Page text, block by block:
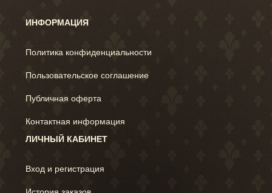
ИНФОРМАЦИЯ
Политика конфиденциальности
Пользовательское соглашение
Публичная оферта
Контактная информация
ЛИЧНЫЙ КАБИНЕТ
Вход и регистрация